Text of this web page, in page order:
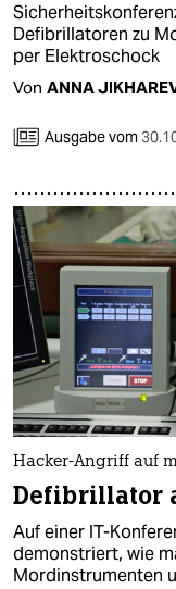
Defibrillatoren zu
per Elektroschock
Von ANNA
Ausgabe vom
Hacker-Angriff auf
Defibrillator
Auf einer IT-
demonstriert, wie
Mordinstrumenten